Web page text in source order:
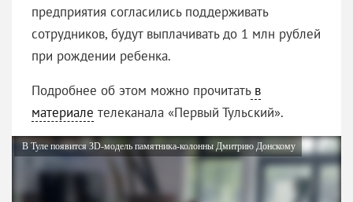
предприятия согласились поддерживать
сотрудников, будут выплачивать до 1 млн рублей
при рождении ребенка.
Подробнее об этом можно прочитатьв
материале телеканала «Первый Тульский».
В Туле появится ЗD-модель памятника-колонны Дмитрию Донскому